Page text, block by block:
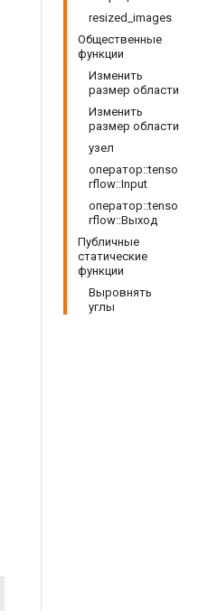
resized_images
Общественные
функции
Изменить
размер области
Изменить
размер области
узел
оператор::tenso
rflow::Input
оператор::tenso
rflow::Выход
Публичные
статические
функции
Выровнять
углы